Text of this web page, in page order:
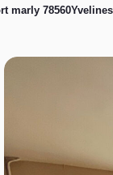
marly 78560Yvelines